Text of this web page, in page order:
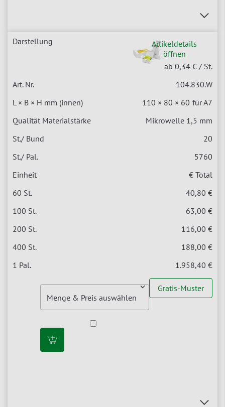
Artikeldetails
öffnen
ab 0,34 € / St.
104.830.W
110 × 80 × 60 für A7
Mikrowelle 1,5 mm
20
5760
€ Total
40,80 €
63,00 €
116,00 €
188,00 €
1.958,40 €
Gratis-Muster